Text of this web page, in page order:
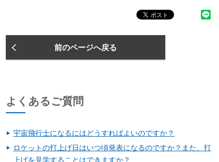
前のページへ戻る
よくあるご質問
宇宙飛行士になるにはどうすればよいのですか？
ロケットの打上げ日はいつ頃発表になるのですか？また、打
上げを見学することはできますか？